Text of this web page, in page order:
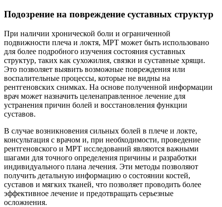
Подозрение на повреждение суставных структур
При наличии хронической боли и ограниченной
подвижности плеча и локтя, МРТ может быть использовано
для более подробного изучения состояния суставных
структур, таких как сухожилия, связки и суставные хрящи.
Это позволяет выявить возможные повреждения или
воспалительные процессы, которые не видны на
рентгеновских снимках. На основе полученной информации
врач может назначить целенаправленное лечение для
устранения причин болей и восстановления функции
суставов.
В случае возникновения сильных болей в плече и локте,
консультация с врачом и, при необходимости, проведение
рентгеновского и МРТ исследований являются важными
шагами для точного определения причины и разработки
индивидуального плана лечения. Эти методы позволяют
получить детальную информацию о состоянии костей,
суставов и мягких тканей, что позволяет проводить более
эффективное лечение и предотвращать серьезные
осложнения.